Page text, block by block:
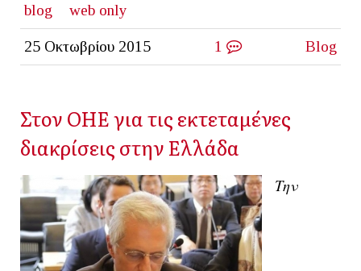
blog
web only
25 Οκτωβρίου 2015 1 Blog
Στον ΟΗΕ για τις εκτεταμένες
διακρίσεις στην Ελλάδα
Την